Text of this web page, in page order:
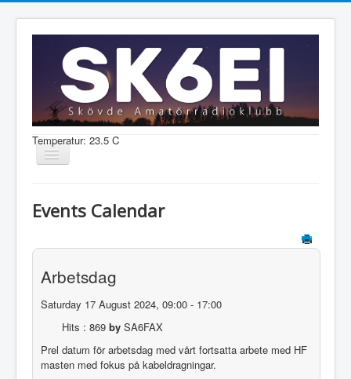
Temperatur: 23.5 C
Visa/dölj
Information
Aktiviteter
Medlem
Shop
Events Calendar
Arbetsdag
Saturday 17 August 2024, 09:00 - 17:00
Hits : 869 bySA6FAX
Prel datum för arbetsdag med vårt fortsatta arbete med HF
masten med fokus på kabeldragningar.